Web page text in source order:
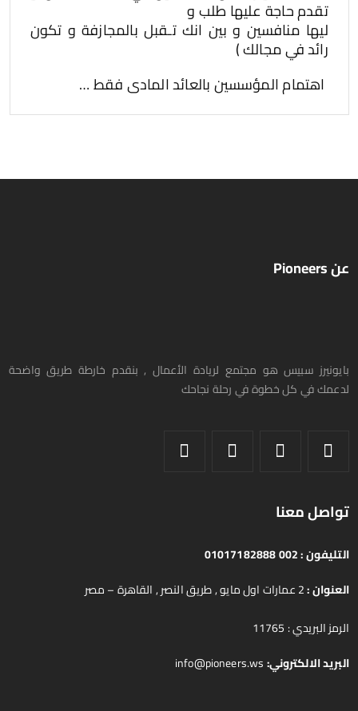
تقدم حاجة عليها طلب و
ليها منافسين و بين انك تـقبل بالمجازفة و تكون
رائد في مجالك )
اهتمام المؤسسين بالعائد المادى فقط …
عن Pioneers
بايونيرز سبيس هو مجتمع لريادة الأعمال , بنقدم خارطة طريق واضحة
لدعمك في كل خطوة في رحلة نجاحك
تواصل معنا
التليفون :002 01017182888
العنوان :2 عمارات اول مايو , طريق النصر , القاهرة – مصر
الرمز البريدي : 11765
البريد الالكتروني: